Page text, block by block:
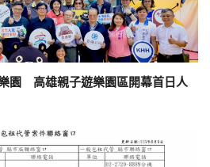
園 高雄親子遊樂園區開幕首日人